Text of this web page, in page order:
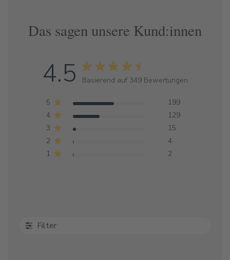
Das sagen unsere Kund:innen
4.5 Basierend auf 349 Bewertungen
5
199
4
129
3
15
2
4
1
2
Filter